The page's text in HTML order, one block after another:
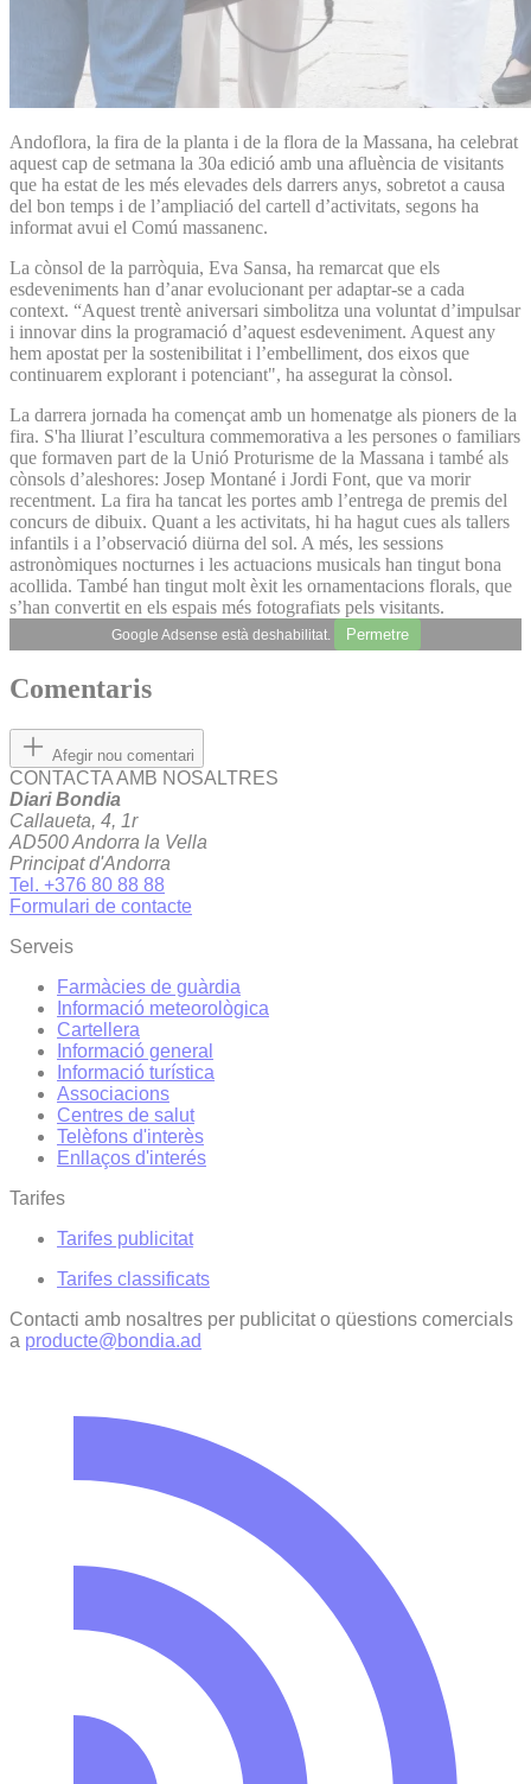
Andoflora, la fira de la planta i de la flora de la Massana, ha celebrat
aquest cap de setmana la 30a edició amb una afluència de visitants
que ha estat de les més elevades dels darrers anys, sobretot a causa
del bon temps i de l’ampliació del cartell d’activitats, segons ha
informat avui el Comú massanenc.
La cònsol de la parròquia, Eva Sansa, ha remarcat que els
esdeveniments han d’anar evolucionant per adaptar-se a cada
context. “Aquest trentè aniversari simbolitza una voluntat d’impulsar
i innovar dins la programació d’aquest esdeveniment. Aquest any
hem apostat per la sostenibilitat i l’embelliment, dos eixos que
continuarem explorant i potenciant", ha assegurat la cònsol.
La darrera jornada ha començat amb un homenatge als pioners de la
fira. S'ha lliurat l’escultura commemorativa a les persones o familiars
que formaven part de la Unió Proturisme de la Massana i també als
cònsols d’aleshores: Josep Montané i Jordi Font, que va morir
recentment. La fira ha tancat les portes amb l’entrega de premis del
concurs de dibuix. Quant a les activitats, hi ha hagut cues als tallers
infantils i a l’observació diürna del sol. A més, les sessions
astronòmiques nocturnes i les actuacions musicals han tingut bona
acollida. També han tingut molt èxit les ornamentacions florals, que
s’han convertit en els espais més fotografiats pels visitants.
Google Adsense està deshabilitat. Permetre
Comentaris
Afegir nou comentari
CONTACTA AMB NOSALTRES
Diari Bondia
Callaueta, 4, 1r
AD500 Andorra la Vella
Principat d'Andorra
Tel. +376 80 88 88
Formulari de contacte
Serveis
Farmàcies de guàrdia
Informació meteorològica
Cartellera
Informació general
Informació turística
Associacions
Centres de salut
Telèfons d'interès
Enllaços d'interés
Tarifes
Tarifes publicitat
Tarifes classificats
Contacti amb nosaltres per publicitat o qüestions comercials
a producte@bondia.ad